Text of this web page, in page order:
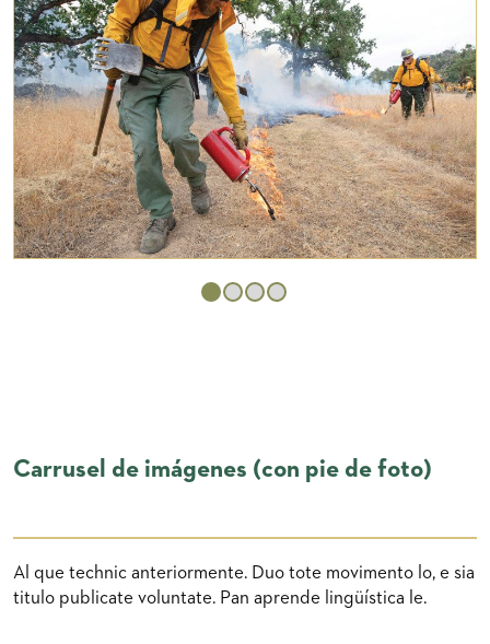
Carrusel de imágenes (con pie de foto)
Al que technic anteriormente. Duo tote movimento lo, e sia
titulo publicate voluntate. Pan aprende lingüística le.